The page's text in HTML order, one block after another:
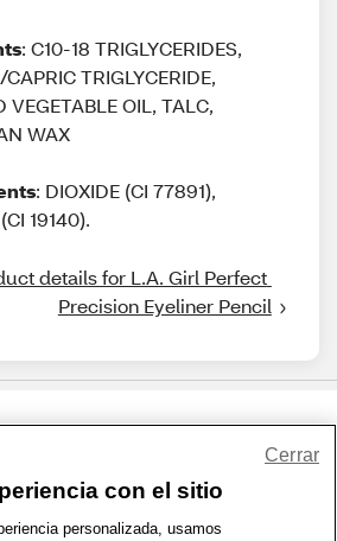
: C10-18 TRIGLYCERIDES,
TRIGLYCERIDE,
VEGETABLE OIL, TALC,
WAX
: DIOXIDE (CI 77891),
19140).
details for L.A. Girl Perfect
Precision Eyeliner Pencil
| Términos de Uso | Accesibilidad
con el sitio
personalizada, usamos
Cerrar